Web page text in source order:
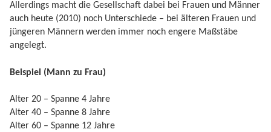
Allerdings macht die Gesellschaft dabei bei Frauen und Männer
auch heute (2010) noch Unterschiede – bei älteren Frauen und
jüngeren Männern werden immer noch engere Maßstäbe
angelegt.
Beispiel (Mann zu Frau)
Alter 20 – Spanne 4 Jahre
Alter 40 – Spanne 8 Jahre
Alter 60 – Spanne 12 Jahre